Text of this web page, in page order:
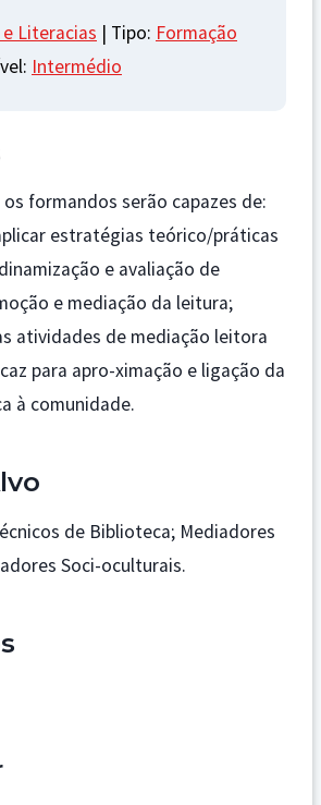
Literacias | Tipo: Formação
Intermédio
formandos serão capazes de:
estratégias teórico/práticas
e avaliação de
e mediação da leitura;
atividades de mediação leitora
para apro-ximação e ligação da
à comunidade.
de Biblioteca; Mediadores
Soci-oculturais.